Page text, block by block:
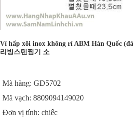
Vỉ hấp xôi inox không rỉ ABM Hàn Quốc
리빙스텐찜기 소
Mã hàng: GD5702
Mã vạch: 8809094149020
Đơn vị tính: chiếc